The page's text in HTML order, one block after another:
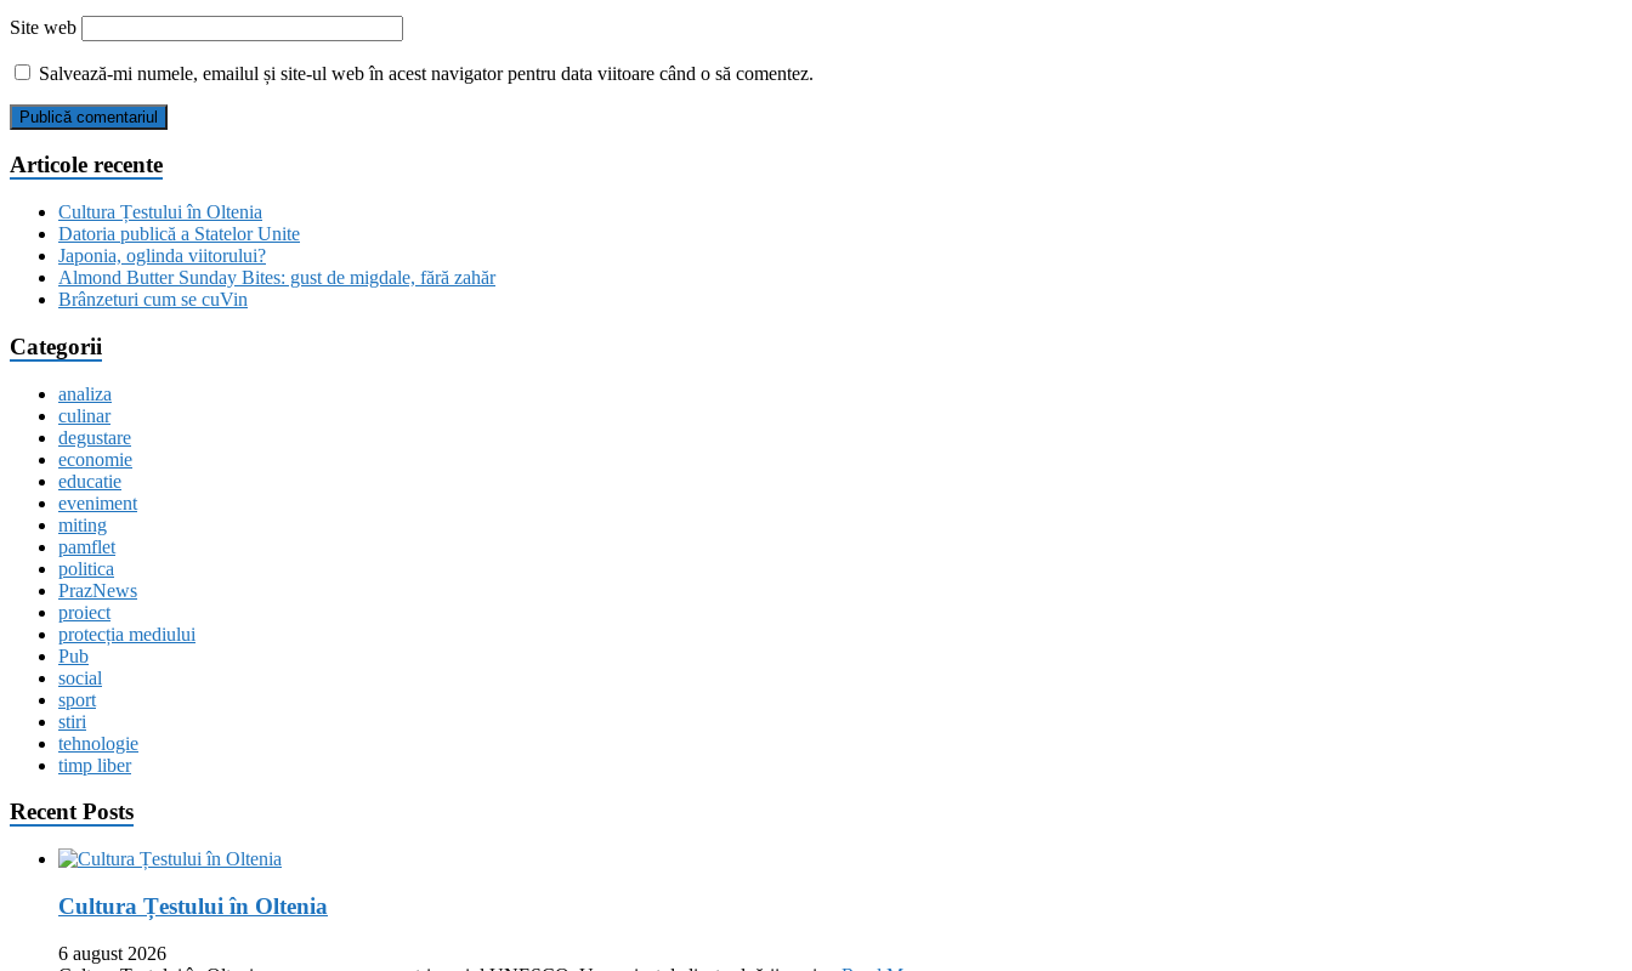
Site web
Salvează-mi numele, emailul și site-ul web în acest navigator pentru data viitoare când o să comentez.
Articole recente
Cultura Țestului în Oltenia
Datoria publică a Statelor Unite
Japonia, oglinda viitorului?
Almond Butter Sunday Bites: gust de migdale, fără zahăr
Brânzeturi cum se cuVin
Categorii
analiza
culinar
degustare
economie
educatie
eveniment
miting
pamflet
politica
PrazNews
proiect
protecția mediului
Pub
social
sport
stiri
tehnologie
timp liber
Recent Posts
Cultura Țestului în Oltenia
6 august 2026